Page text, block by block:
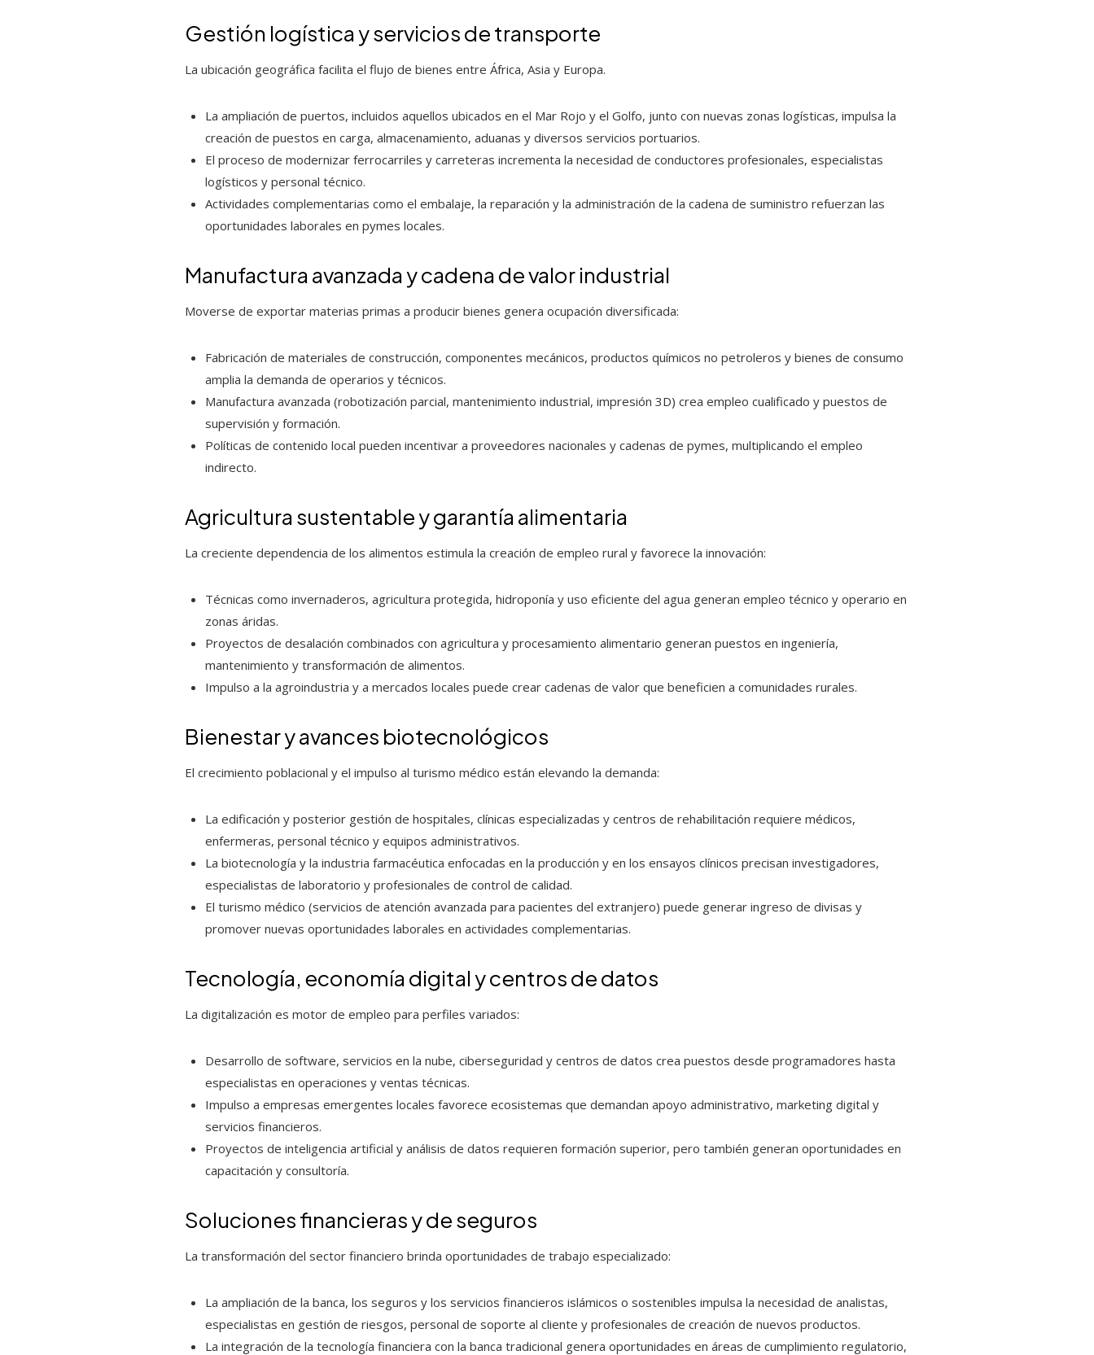
Gestión logística y servicios de transporte
La ubicación geográfica facilita el flujo de bienes entre África, Asia y Europa.
La ampliación de puertos, incluidos aquellos ubicados en el Mar Rojo y el Golfo, junto con nuevas zonas logísticas, impulsa la
creación de puestos en carga, almacenamiento, aduanas y diversos servicios portuarios.
El proceso de modernizar ferrocarriles y carreteras incrementa la necesidad de conductores profesionales, especialistas
logísticos y personal técnico.
Actividades complementarias como el embalaje, la reparación y la administración de la cadena de suministro refuerzan las
oportunidades laborales en pymes locales.
Manufactura avanzada y cadena de valor industrial
Moverse de exportar materias primas a producir bienes genera ocupación diversificada:
Fabricación de materiales de construcción, componentes mecánicos, productos químicos no petroleros y bienes de consumo
amplia la demanda de operarios y técnicos.
Manufactura avanzada (robotización parcial, mantenimiento industrial, impresión 3D) crea empleo cualificado y puestos de
supervisión y formación.
Políticas de contenido local pueden incentivar a proveedores nacionales y cadenas de pymes, multiplicando el empleo
indirecto.
Agricultura sustentable y garantía alimentaria
La creciente dependencia de los alimentos estimula la creación de empleo rural y favorece la innovación:
Técnicas como invernaderos, agricultura protegida, hidroponía y uso eficiente del agua generan empleo técnico y operario en
zonas áridas.
Proyectos de desalación combinados con agricultura y procesamiento alimentario generan puestos en ingeniería,
mantenimiento y transformación de alimentos.
Impulso a la agroindustria y a mercados locales puede crear cadenas de valor que beneficien a comunidades rurales.
Bienestar y avances biotecnológicos
El crecimiento poblacional y el impulso al turismo médico están elevando la demanda:
La edificación y posterior gestión de hospitales, clínicas especializadas y centros de rehabilitación requiere médicos,
enfermeras, personal técnico y equipos administrativos.
La biotecnología y la industria farmacéutica enfocadas en la producción y en los ensayos clínicos precisan investigadores,
especialistas de laboratorio y profesionales de control de calidad.
El turismo médico (servicios de atención avanzada para pacientes del extranjero) puede generar ingreso de divisas y
promover nuevas oportunidades laborales en actividades complementarias.
Tecnología, economía digital y centros de datos
La digitalización es motor de empleo para perfiles variados:
Desarrollo de software, servicios en la nube, ciberseguridad y centros de datos crea puestos desde programadores hasta
especialistas en operaciones y ventas técnicas.
Impulso a empresas emergentes locales favorece ecosistemas que demandan apoyo administrativo, marketing digital y
servicios financieros.
Proyectos de inteligencia artificial y análisis de datos requieren formación superior, pero también generan oportunidades en
capacitación y consultoría.
Soluciones financieras y de seguros
La transformación del sector financiero brinda oportunidades de trabajo especializado:
La ampliación de la banca, los seguros y los servicios financieros islámicos o sostenibles impulsa la necesidad de analistas,
especialistas en gestión de riesgos, personal de soporte al cliente y profesionales de creación de nuevos productos.
La integración de la tecnología financiera con la banca tradicional genera oportunidades en áreas de cumplimiento regulatorio,